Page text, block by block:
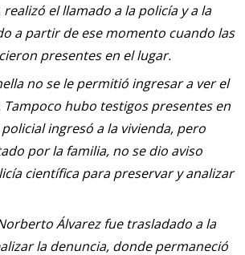
el llamado a la policía y a la
a partir de ese momento cuando las
presentes en el lugar.
no se le permitió ingresar a ver el
Tampoco hubo testigos presentes en
ingresó a la vivienda, pero
por la familia, no se dio aviso
científica para preservar y analizar
Álvarez fue trasladado a la
la denuncia, donde permaneció